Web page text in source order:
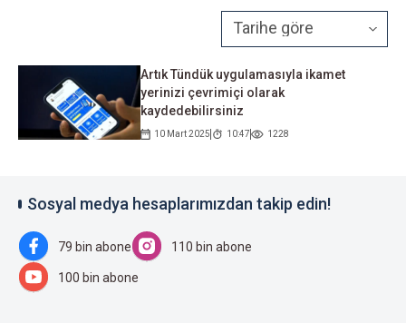
Artık Tündük uygulamasıyla ikamet
yerinizi çevrimiçi olarak
kaydedebilirsiniz
10 Mart 2025 10:47 1228
Sosyal medya hesaplarımızdan takip edin!
79 bin abone 110 bin abone
100 bin abone